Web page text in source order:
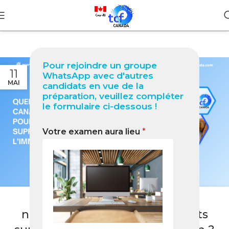
Pour rejoindre un groupe
WhatsApp avec d'autres
candidats en vue de la
préparation, veuillez compléter
le formulaire ci-dessous !
Votre examen aura lieu *
11
MAI
Quel niveau TCF Canada est
nécessaire pour avoir des points